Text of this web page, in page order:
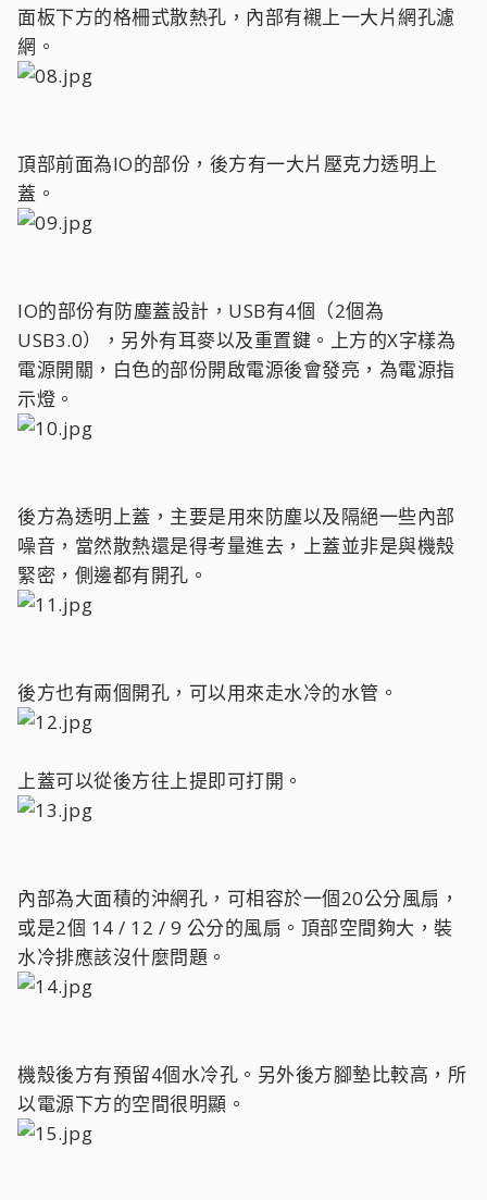
面板下方的格柵式散熱孔，內部有襯上一大片網孔濾
網。
頂部前面為IO的部份，後方有一大片壓克力透明上
蓋。
IO的部份有防塵蓋設計，USB有4個（2個為
USB3.0），另外有耳麥以及重置鍵。上方的X字樣為
電源開關，白色的部份開啟電源後會發亮，為電源指
示燈。
後方為透明上蓋，主要是用來防塵以及隔絕一些內部
噪音，當然散熱還是得考量進去，上蓋並非是與機殼
緊密，側邊都有開孔。
後方也有兩個開孔，可以用來走水冷的水管。
上蓋可以從後方往上提即可打開。
內部為大面積的沖網孔，可相容於一個20公分風扇，
或是2個 14 / 12 / 9 公分的風扇。頂部空間夠大，裝
水冷排應該沒什麼問題。
機殼後方有預留4個水冷孔。另外後方腳墊比較高，所
以電源下方的空間很明顯。